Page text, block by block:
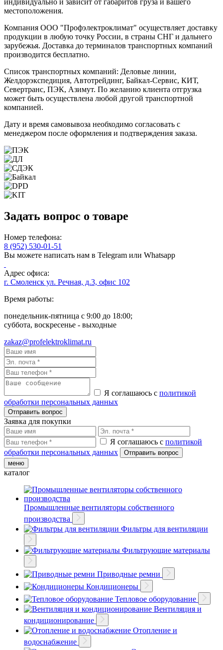
местоположения.
Компания ООО "Профэлектроклимат" осуществляет доставку
продукции в любую точку России, в страны СНГ и дальнего
зарубежья. Доставка до терминалов транспортных компаний
производится бесплатно.
Список транспортных компаний: Деловые линии,
Желдорэкспедиция, Автотрейдинг, Байкал-Сервис, КИТ,
Севертранс, ПЭК, Азимут. По желанию клиента отгрузка
может быть осуществлена любой другой транспортной
компанией.
Дату и время самовывоза необходимо согласовать с
менеджером после оформления и подтверждения заказа.
Задать вопрос о товаре
Номер телефона:
8 (952) 530-01-51
Вы можете написать нам в Telegram или Whatsapp
Адрес офиса:
г. Смоленск ул. Речная, д.3, офис 102
Время работы:
понедельник-пятница с 9:00 до 18:00;
суббота, воскресенье - выходные
zakaz@profelektroklimat.ru
Я соглашаюсь с политикой
обработки персональных данных
Заявка для покупки
Я соглашаюсь с политикой
обработки персональных данных
меню
каталог
Промышленные вентиляторы собственного
производства
Фильтры для вентиляции
Фильтрующие материалы
Приводные ремни
Кондиционеры
Тепловое оборудование
Вентиляция и
кондиционирование
Отопление и
водоснабжение